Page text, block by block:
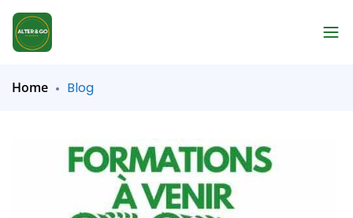
Home Blog